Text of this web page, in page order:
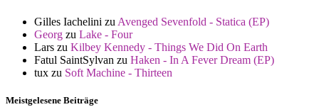
Gilles Iachelini zu Avenged Sevenfold - Statica (EP)
Georg zu Lake - Four
Lars zu Kilbey Kennedy - Things We Did On Earth
Fatul SaintSylvan zu Haken - In A Fever Dream (EP)
tux zu Soft Machine - Thirteen
Meistgelesene Beiträge